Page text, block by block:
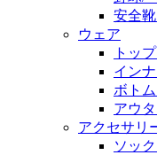
安全
ウェア
トッ
イン
ボト
アウ
アクセサリ
ソッ